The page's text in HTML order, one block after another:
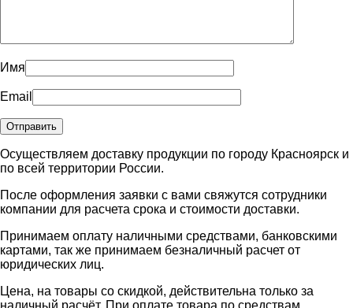
Имя
Email
Осуществляем доставку продукции по городу Красноярск и
по всей территории России.
После оформления заявки с вами свяжутся сотрудники
компании для расчета срока и стоимости доставки.
Принимаем оплату наличными средствами, банковскими
картами, так же принимаем безналичный расчет от
юридических лиц.
Цена, на товары со скидкой, действительна только за